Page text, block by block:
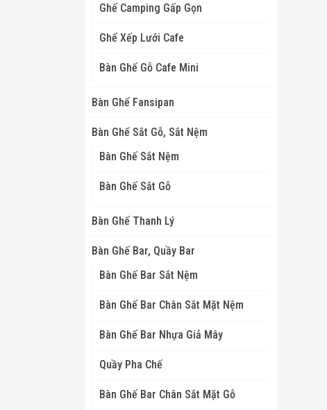
Ghế Camping Gấp Gọn
Ghế Xếp Lưới Cafe
Bàn Ghế Gỗ Cafe Mini
Bàn Ghế Fansipan
Bàn Ghế Sắt Gỗ, Sắt Nệm
Bàn Ghế Sắt Nệm
Bàn Ghế Sắt Gỗ
Bàn Ghế Thanh Lý
Bàn Ghế Bar, Quầy Bar
Bàn Ghế Bar Sắt Nệm
Bàn Ghế Bar Chân Sắt Mặt Nệm
Bàn Ghế Bar Nhựa Giả Mây
Quầy Pha Chế
Bàn Ghế Bar Chân Sắt Mặt Gỗ